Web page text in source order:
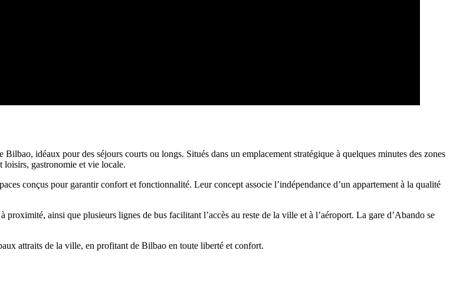
Bilbao, idéaux pour des séjours courts ou longs. Situés dans un emplacement stratégique à quelques minutes des zones
loisirs, gastronomie et vie locale.
conçus pour garantir confort et fonctionnalité. Leur concept associe l’indépendance d’un appartement à la qualité
ainsi que plusieurs lignes de bus facilitant l’accès au reste de la ville et à l’aéroport. La gare d’Abando se
attraits de la ville, en profitant de Bilbao en toute liberté et confort.